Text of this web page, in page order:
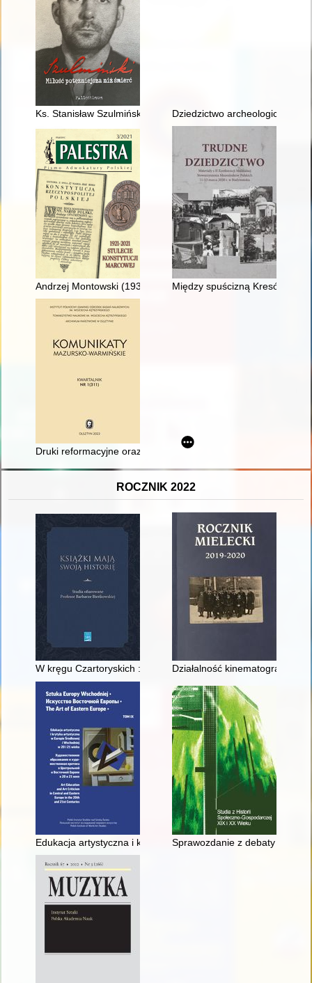
Ks. Stanisław Szulmiński SAC w Ołtarzewie w latach 1928-
Dziedzictwo archeologiczne
Andrzej Montowski (1935-2018)Między spuścizną Kresów i
Druki reformacyjne oraz polemiczne i kontrreformacyjne w
ROCZNIK 2022
W kręgu Czartoryskich : biblioteka Stanisława Ciesielskiego
Działalność kinematograficzna
Edukacja artystyczna i krytyka artystyczna w Europie
Sprawozdanie z debaty wokół